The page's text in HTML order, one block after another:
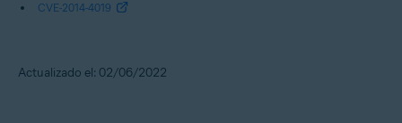
CVE-2014-4019
Actualizado el: 02/06/2022